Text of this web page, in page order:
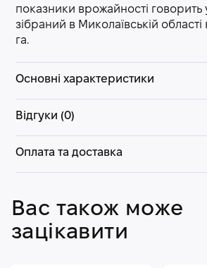
показники врожайності говорить
зібраний в Миколаївській області
га.
Основні характеристики
Відгуки (0)
Оплата та доставка
Вас також може
зацікавити